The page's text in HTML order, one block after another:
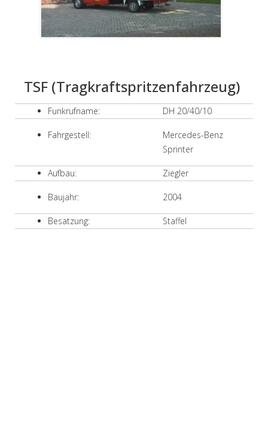
TSF (Tragkraftspritzenfahrzeug)
Funkrufname: DH 20/40/10
Fahrgestell:
Mercedes-Benz
Sprinter
Aufbau: Ziegler
Baujahr: 2004
Besatzung: Staffel